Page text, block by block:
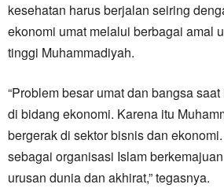
kesehatan harus berjalan seiring
ekonomi umat melalui berbagai amal
tinggi Muhammadiyah.
“Problem besar umat dan bangsa
di bidang ekonomi. Karena itu
bergerak di sektor bisnis dan
sebagai organisasi Islam
urusan dunia dan akhirat,” tegasnya.